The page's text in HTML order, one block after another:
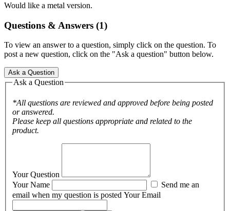
Would like a metal version.
Questions & Answers (1)
To view an answer to a question, simply click on the question. To
post a new question, click on the "Ask a question" button below.
Ask a Question
Ask a Question
*All questions are reviewed and approved before being posted
or answered.
Please keep all questions appropriate and related to the
product.
Your Question
Your Name
email when my question is posted Your Email